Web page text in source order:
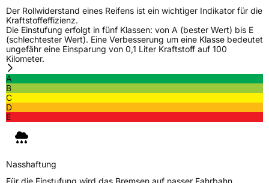
Der Rollwiderstand eines Reifens ist ein wichtiger Indikator für die
Kraftstoffeffizienz.
Die Einstufung erfolgt in fünf Klassen: von A (bester Wert) bis E
(schlechtester Wert). Eine Verbesserung um eine Klasse bedeutet
ungefähr eine Einsparung von 0,1 Liter Kraftstoff auf 100
Kilometer.
A
B
C
D
E
Nasshaftung